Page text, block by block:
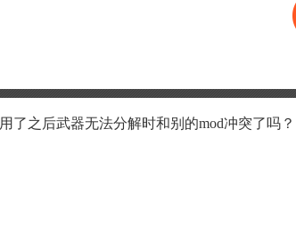
用了之后武器无法分解时和别的mod冲突了吗？